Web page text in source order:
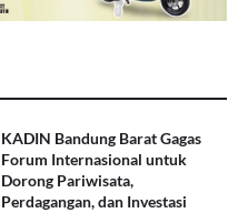
KADIN Bandung Barat Gagas
Forum Internasional untuk
Dorong Pariwisata,
Perdagangan, dan Investasi